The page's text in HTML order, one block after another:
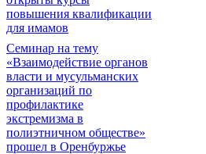
повышения квалификации
для имамов
Семинар на тему
«Взаимодействие органов
власти и мусульманских
организаций по
профилактике
экстремизма в
полиэтничном обществе»
прошел в Оренбуржье